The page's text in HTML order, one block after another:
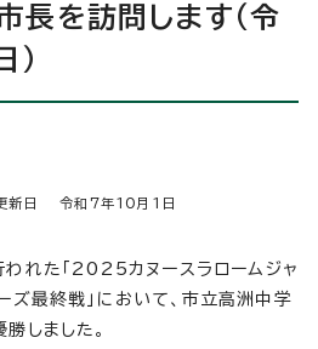
長を訪問します（令
新日 令和7年10 月1日
れた「2025カヌースラロームジャ
ズ最終戦」において、市立高洲中学
しました。